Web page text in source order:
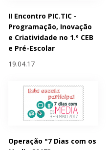
II Encontro PIC.TIC -
Programação, Inovação
e Criatividade no 1.º CEB
e Pré-Escolar
19.04.17
Operação "7 Dias com os